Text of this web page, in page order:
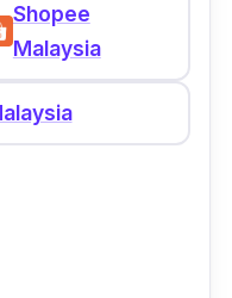
Shopee
Malaysia